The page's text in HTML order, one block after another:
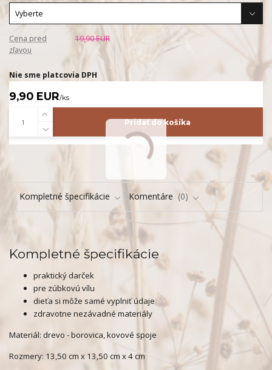
Cena pred
zľavou
19,90 EUR
Nie sme platcovia DPH
9,90 EUR/ks
Pridať do košíka
Kompletné špecifikácie Komentáre 0
Kompletné špecifikácie
praktický darček
pre zúbkovú vílu
dieťa si môže samé vyplniť údaje
zdravotne nezávadné materiály
Materiál: drevo - borovica, kovové spoje
Rozmery: 13,50 cm x 13,50 cm x 4 cm